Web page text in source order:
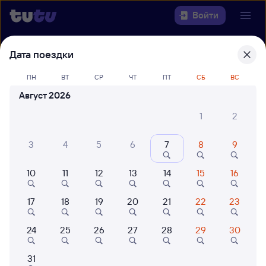
Войти
Выберите день, чтобы найти
билеты Куйтун — Залари
22 года работаем для вас
Куда
Когда
Кто едет
Найти поезда
Дата поездки
ПН ВТ СР ЧТ ПТ СБ ВС
Август 2026
1
2
3 4 5 6 7 8 9
10 11 12 13 14 15 16
17 18 19 20 21 22 23
24 25 26 27 28 29 30
31